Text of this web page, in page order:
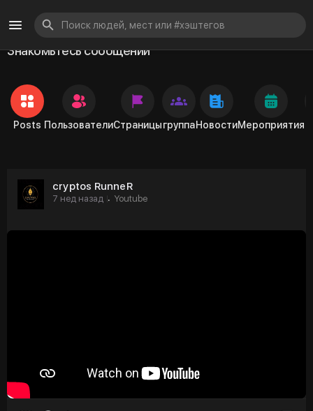
Знакомьтесь сообщений
Posts ПользователиСтраницыгруппаНовостиМероприятия
cryptos RunneR
7 нед назад · Youtube